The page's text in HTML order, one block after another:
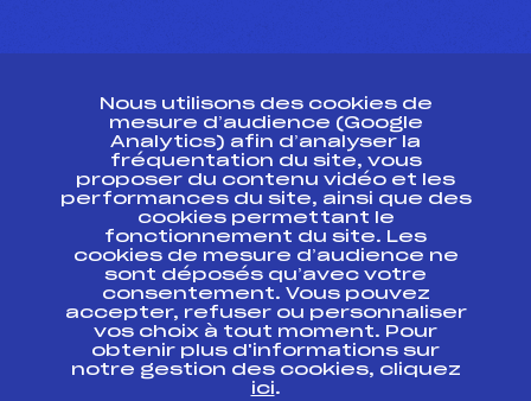
ESPACE PRESSE
Ressources
Pass’Neige
Projet sportif fédéral
Projet de performance fédéral
Antidopage
Pôle Développement, Formation, Suivi
Scientifique
Listes ministérielles
Pôle vie de l’athlète
Nous utilisons des cookies de
mesure d’audience (Google
Analytics) afin d’analyser la
fréquentation du site, vous
proposer du contenu vidéo et les
performances du site, ainsi que des
cookies permettant le
fonctionnement du site. Les
cookies de mesure d’audience ne
sont déposés qu’avec votre
consentement. Vous pouvez
accepter, refuser ou personnaliser
vos choix à tout moment. Pour
obtenir plus d'informations sur
notre gestion des cookies, cliquez
ici.